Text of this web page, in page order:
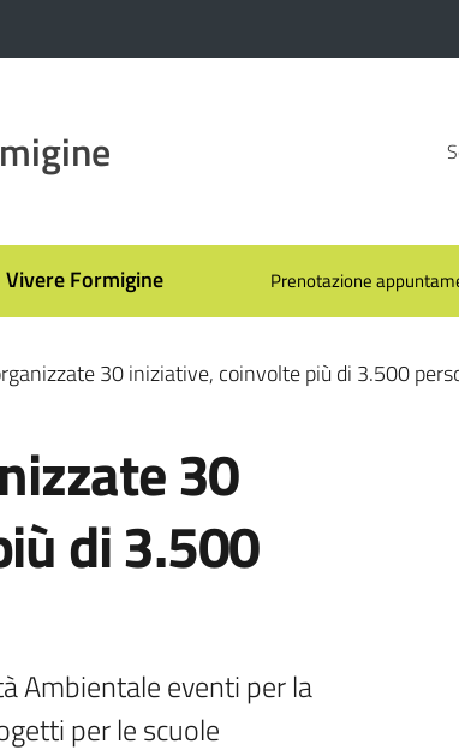
Vivere Formigine Prenotazione
30 iniziative, coinvolte più di 3.500
30
di 3.500
Ambientale eventi per la